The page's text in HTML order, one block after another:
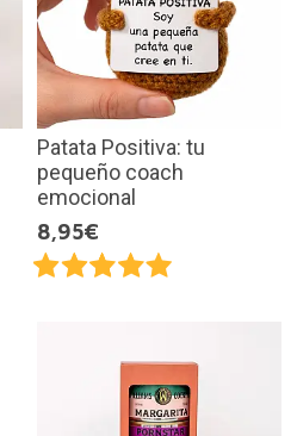
Patata Positiva: tu
pequeño coach
emocional
8,95€